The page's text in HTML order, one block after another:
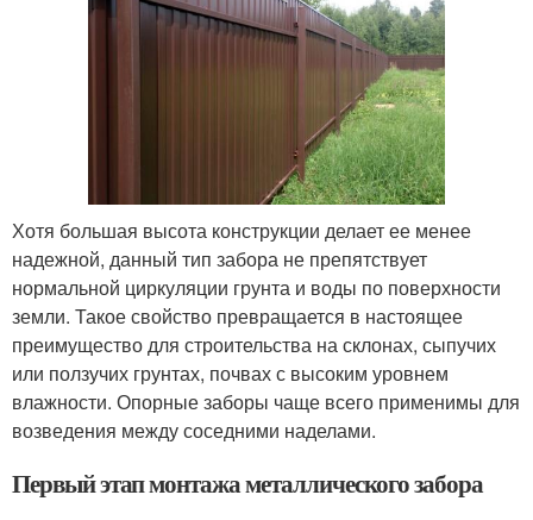
Хотя большая высота конструкции делает ее менее
надежной, данный тип забора не препятствует
нормальной циркуляции грунта и воды по поверхности
земли. Такое свойство превращается в настоящее
преимущество для строительства на склонах, сыпучих
или ползучих грунтах, почвах с высоким уровнем
влажности. Опорные заборы чаще всего применимы для
возведения между соседними наделами.
Первый этап монтажа металлического забора